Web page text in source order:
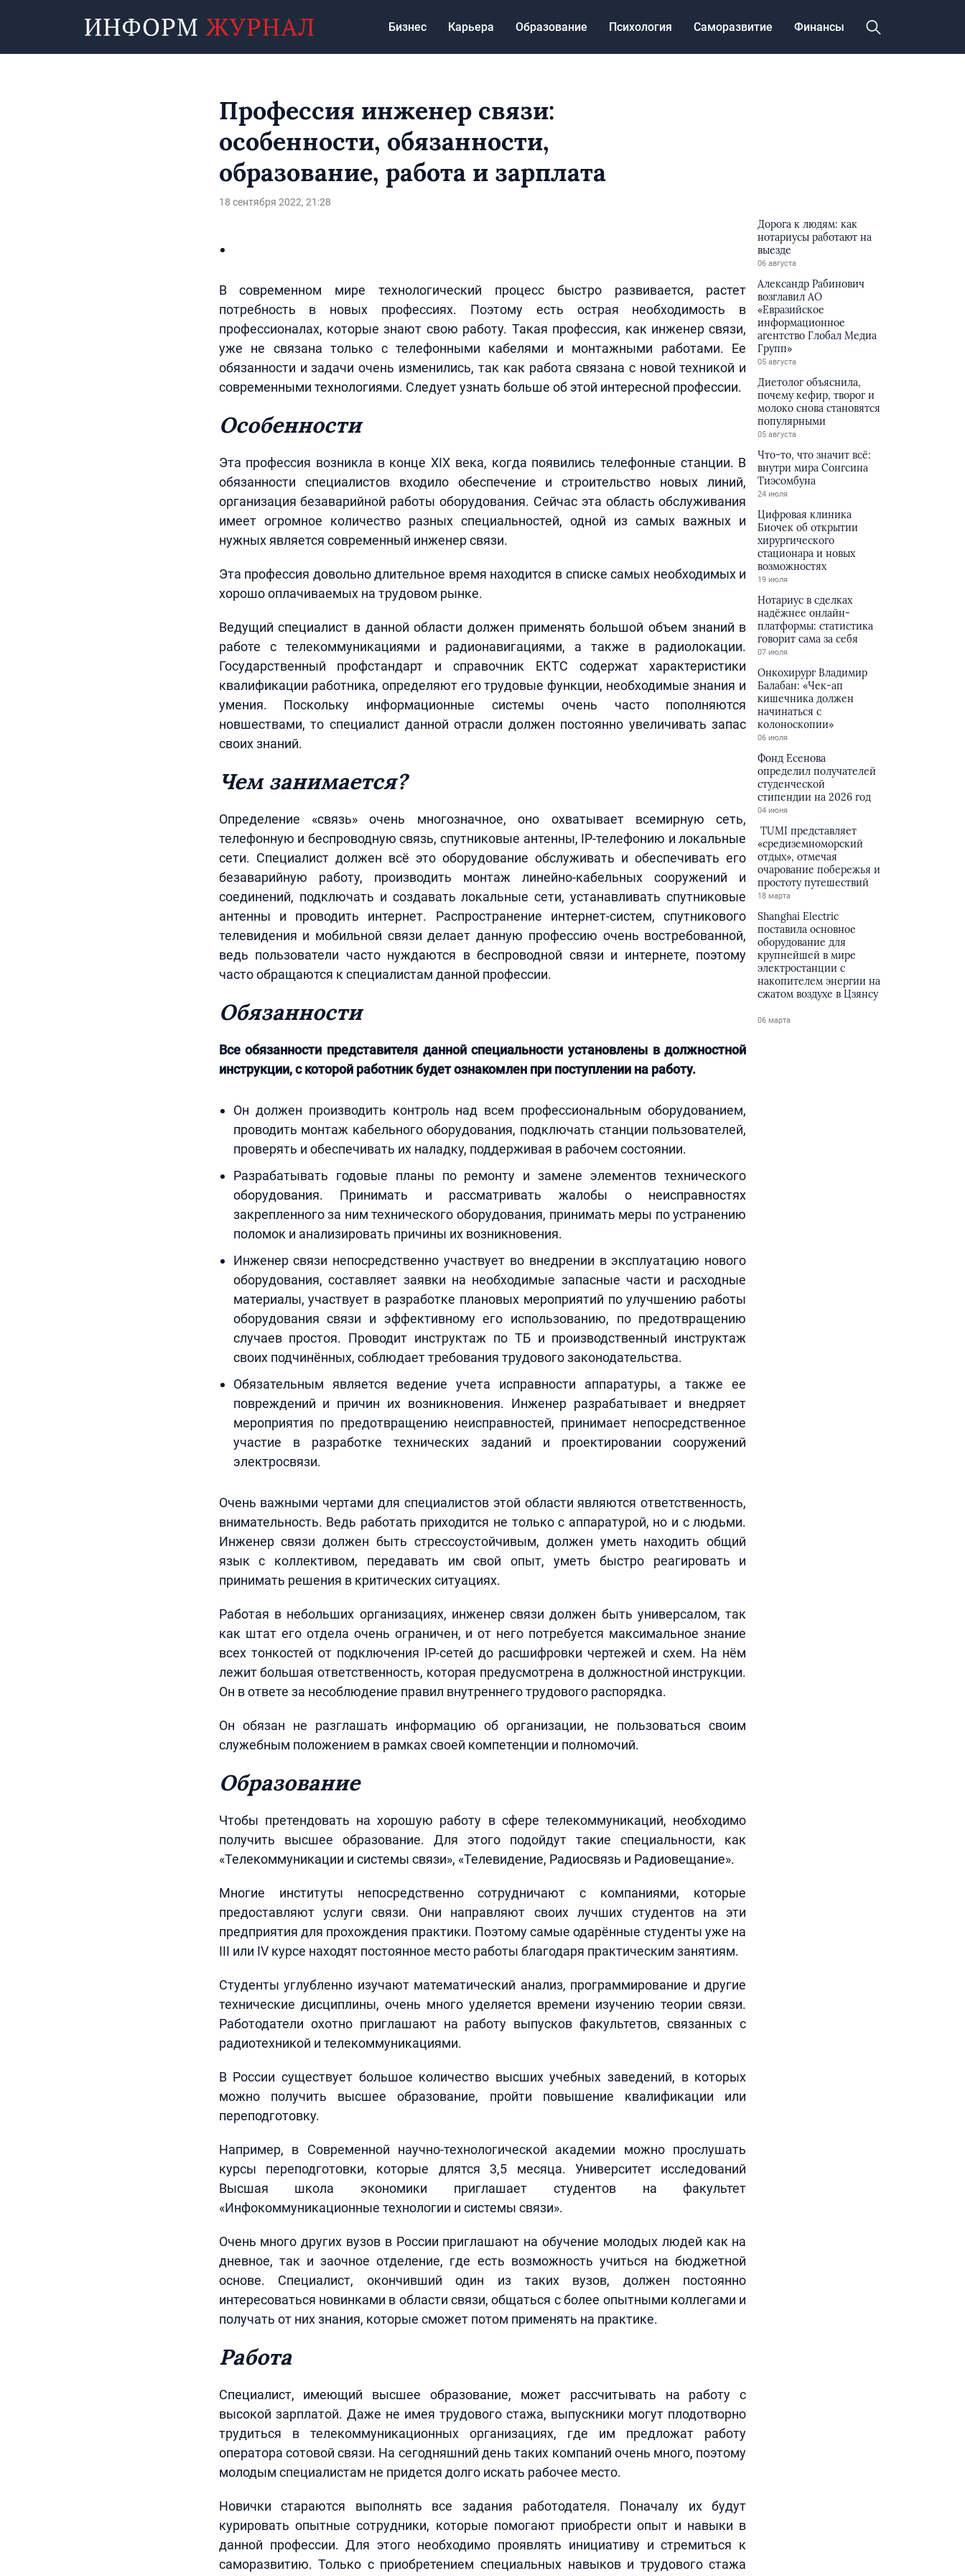
Бизнес Карьера Образование Психология Саморазвитие Финансы
Профессия инженер связи:
особенности, обязанности,
образование, работа и зарплата
18 сентября 2022, 21:28
В современном мире технологический процесс быстро развивается, растет
потребность в новых профессиях. Поэтому есть острая необходимость в
профессионалах, которые знают свою работу. Такая профессия, как инженер связи,
уже не связана только с телефонными кабелями и монтажными работами. Ее
обязанности и задачи очень изменились, так как работа связана с новой техникой и
современными технологиями. Следует узнать больше об этой интересной профессии.
Особенности
Эта профессия возникла в конце XIX века, когда появились телефонные станции. В
обязанности специалистов входило обеспечение и строительство новых линий,
организация безаварийной работы оборудования. Сейчас эта область обслуживания
имеет огромное количество разных специальностей, одной из самых важных и
нужных является современный инженер связи.
Эта профессия довольно длительное время находится в списке самых необходимых и
хорошо оплачиваемых на трудовом рынке.
Ведущий специалист в данной области должен применять большой объем знаний в
работе с телекоммуникациями и радионавигациями, а также в радиолокации.
Государственный профстандарт и справочник ЕКТС содержат характеристики
квалификации работника, определяют его трудовые функции, необходимые знания и
умения. Поскольку информационные системы очень часто пополняются
новшествами, то специалист данной отрасли должен постоянно увеличивать запас
своих знаний.
Чем занимается?
Определение «связь» очень многозначное, оно охватывает всемирную сеть,
телефонную и беспроводную связь, спутниковые антенны, IP-телефонию и локальные
сети. Специалист должен всё это оборудование обслуживать и обеспечивать его
безаварийную работу, производить монтаж линейно-кабельных сооружений и
соединений, подключать и создавать локальные сети, устанавливать спутниковые
антенны и проводить интернет. Распространение интернет-систем, спутникового
телевидения и мобильной связи делает данную профессию очень востребованной,
ведь пользователи часто нуждаются в беспроводной связи и интернете, поэтому
часто обращаются к специалистам данной профессии.
Обязанности
Все обязанности представителя данной специальности установлены в должностной
инструкции, с которой работник будет ознакомлен при поступлении на работу.
Он должен производить контроль над всем профессиональным оборудованием,
проводить монтаж кабельного оборудования, подключать станции пользователей,
проверять и обеспечивать их наладку, поддерживая в рабочем состоянии.
Разрабатывать годовые планы по ремонту и замене элементов технического
оборудования. Принимать и рассматривать жалобы о неисправностях
закрепленного за ним технического оборудования, принимать меры по устранению
поломок и анализировать причины их возникновения.
Инженер связи непосредственно участвует во внедрении в эксплуатацию нового
оборудования, составляет заявки на необходимые запасные части и расходные
материалы, участвует в разработке плановых мероприятий по улучшению работы
оборудования связи и эффективному его использованию, по предотвращению
случаев простоя. Проводит инструктаж по ТБ и производственный инструктаж
своих подчинённых, соблюдает требования трудового законодательства.
Обязательным является ведение учета исправности аппаратуры, а также ее
повреждений и причин их возникновения. Инженер разрабатывает и внедряет
мероприятия по предотвращению неисправностей, принимает непосредственное
участие в разработке технических заданий и проектировании сооружений
электросвязи.
Очень важными чертами для специалистов этой области являются ответственность,
внимательность. Ведь работать приходится не только с аппаратурой, но и с людьми.
Инженер связи должен быть стрессоустойчивым, должен уметь находить общий
язык с коллективом, передавать им свой опыт, уметь быстро реагировать и
принимать решения в критических ситуациях.
Работая в небольших организациях, инженер связи должен быть универсалом, так
как штат его отдела очень ограничен, и от него потребуется максимальное знание
всех тонкостей от подключения IP-сетей до расшифровки чертежей и схем. На нём
лежит большая ответственность, которая предусмотрена в должностной инструкции.
Он в ответе за несоблюдение правил внутреннего трудового распорядка.
Он обязан не разглашать информацию об организации, не пользоваться своим
служебным положением в рамках своей компетенции и полномочий.
Образование
Чтобы претендовать на хорошую работу в сфере телекоммуникаций, необходимо
получить высшее образование. Для этого подойдут такие специальности, как
«Телекоммуникации и системы связи», «Телевидение, Радиосвязь и Радиовещание».
Многие институты непосредственно сотрудничают с компаниями, которые
предоставляют услуги связи. Они направляют своих лучших студентов на эти
предприятия для прохождения практики. Поэтому самые одарённые студенты уже на
III или IV курсе находят постоянное место работы благодаря практическим занятиям.
Студенты углубленно изучают математический анализ, программирование и другие
технические дисциплины, очень много уделяется времени изучению теории связи.
Работодатели охотно приглашают на работу выпусков факультетов, связанных с
радиотехникой и телекоммуникациями.
В России существует большое количество высших учебных заведений, в которых
можно получить высшее образование, пройти повышение квалификации или
переподготовку.
Например, в Современной научно-технологической академии можно прослушать
курсы переподготовки, которые длятся 3,5 месяца. Университет исследований
Высшая школа экономики приглашает студентов на факультет
«Инфокоммуникационные технологии и системы связи».
Очень много других вузов в России приглашают на обучение молодых людей как на
дневное, так и заочное отделение, где есть возможность учиться на бюджетной
основе. Специалист, окончивший один из таких вузов, должен постоянно
интересоваться новинками в области связи, общаться с более опытными коллегами и
получать от них знания, которые сможет потом применять на практике.
Работа
Специалист, имеющий высшее образование, может рассчитывать на работу с
высокой зарплатой. Даже не имея трудового стажа, выпускники могут плодотворно
трудиться в телекоммуникационных организациях, где им предложат работу
оператора сотовой связи. На сегодняшний день таких компаний очень много, поэтому
молодым специалистам не придется долго искать рабочее место.
Новички стараются выполнять все задания работодателя. Поначалу их будут
курировать опытные сотрудники, которые помогают приобрести опыт и навыки в
данной профессии. Для этого необходимо проявлять инициативу и стремиться к
саморазвитию. Только с приобретением специальных навыков и трудового стажа
Дорога к людям: как
нотариусы работают на
выезде
06 августа
Александр Рабинович
возглавил АО
«Евразийское
информационное
агентство Глобал Медиа
Групп»
05 августа
Диетолог объяснила,
почему кефир, творог и
молоко снова становятся
популярными
05 августа
Что-то, что значит всё:
внутри мира Сонгсина
Тиэсомбуна
24 июля
Цифровая клиника
Биочек об открытии
хирургического
стационара и новых
возможностях
19 июля
Нотариус в сделках
надёжнее онлайн-
платформы: статистика
говорит сама за себя
07 июля
Онкохирург Владимир
Балабан: «Чек-ап
кишечника должен
начинаться с
колоноскопии»
06 июля
Фонд Есенова
определил получателей
студенческой
стипендии на 2026 год
04 июня
TUMI представляет
«средиземноморский
отдых», отмечая
очарование побережья и
простоту путешествий
18 марта
Shanghai Electric
поставила основное
оборудование для
крупнейшей в мире
электростанции с
накопителем энергии на
сжатом воздухе в Цзянсу
06 марта